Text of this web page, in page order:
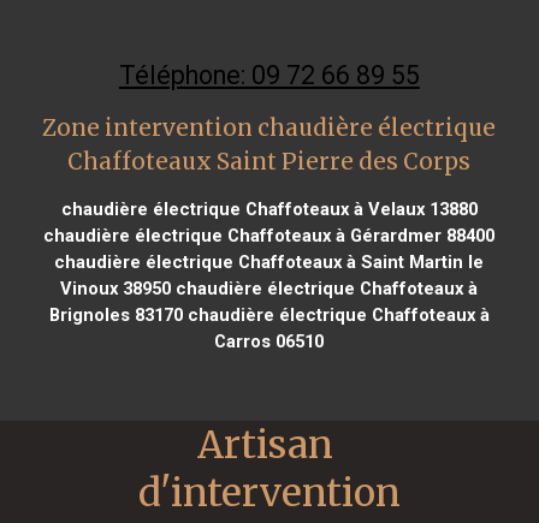
Téléphone: 09 72 66 89 55
Zone intervention chaudière électrique
Chaffoteaux Saint Pierre des Corps
chaudière électrique Chaffoteaux à Velaux 13880
chaudière électrique Chaffoteaux à Gérardmer 88400
chaudière électrique Chaffoteaux à Saint Martin le
Vinoux 38950 chaudière électrique Chaffoteaux à
Brignoles 83170chaudière électrique Chaffoteaux à
Carros 06510
Artisan
d'intervention